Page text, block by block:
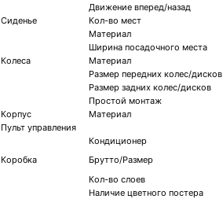
Движение вперед/назад
Сиденье
Кол-во мест
Материал
Ширина посадочного места
Колеса
Материал
Размер передних колес/дисков
Размер задних колес/дисков
Простой монтаж
Корпус
Материал
Пульт управления
Кондиционер
Коробка
Брутто/Размер
Кол-во слоев
Наличие цветного постера